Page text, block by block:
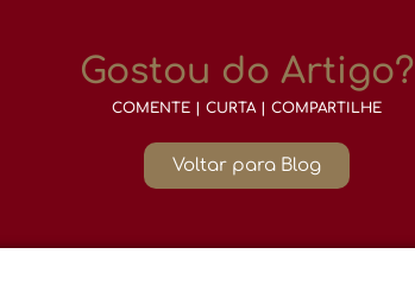
Gostou do Artigo?
COMENTE | CURTA | COMPARTILHE
Voltar para Blog